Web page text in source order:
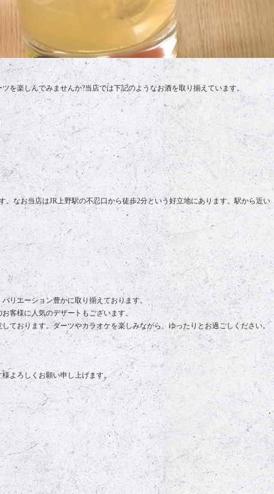
を楽しんでみませんか?当店では下記のようなお酒を取り揃えています。
なお当店はJR上野駅の不忍口から徒歩2分という好立地にあります。駅から近い
リエーション豊かに取り揃えております。
客様に人気のデザートもございます。
ております。ダーツやカラオケを楽しみながら、ゆったりとお過ごしください。
よろしくお願い申し上げます。